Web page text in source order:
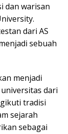
dan warisan
dari AS
sebuah
menjadi
dari
tradisi
sejarah
sebagai